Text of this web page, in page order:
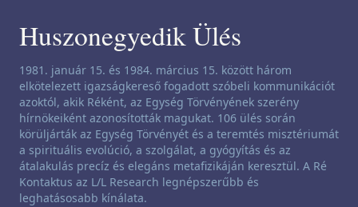
Huszonegyedik Ülés
Csatornázási nyilatkozat:
1981. január 15. és 1984. március 15. között három
elkötelezett igazságkereső fogadott szóbeli kommunikációt
azoktól, akik Réként, az Egység Törvényének szerény
hírnökeiként azonosították magukat. 106 ülés során
körüljárták az Egység Törvényét és a teremtés misztériumát
a spirituális evolúció, a szolgálat, a gyógyítás és az
átalakulás precíz és elegáns metafizikáján keresztül. A Ré
Kontaktus az L/L Research legnépszerűbb és
leghatásosabb kínálata.